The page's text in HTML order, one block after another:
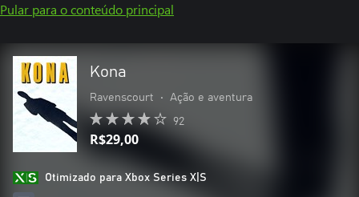
Pular para o conteúdo principal
Kona
Ravenscourt • Ação e aventura
92
R$29,00
Otimizado para Xbox Series X|S